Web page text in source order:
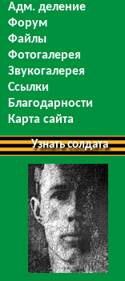
Адм. деление
Форум
Файлы
Фотогалерея
Звукогалерея
Ссылки
Благодарности
Карта сайта
Узнать солдата